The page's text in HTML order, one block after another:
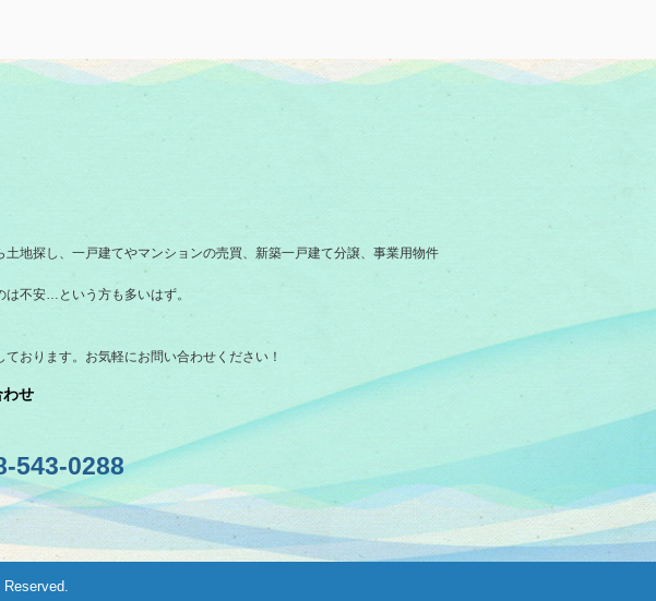
地探し、一戸建てやマンションの売買、新築一戸建て分譲、事業用物件
不安…という方も多いはず。
おります。お気軽にお問い合わせください！
わせ
543-0288